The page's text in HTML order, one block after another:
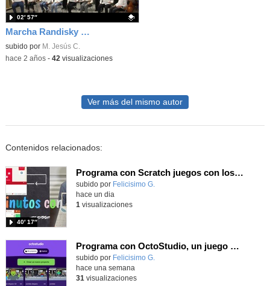
Marcha Randisky percusión Navidad
Contenido educativo.
subido por M. Jesús C.
02′ 57″
-hace 2 años- 42 visualizaciones
Ver más del mismo autor
Contenidos relacionados:
Programa con Scratch juegos con los partidos del mundial 2026 ganados por España
Contenido educativo.
subido por Felicisimo G.
40′ 17″
hace un dia
1 visualizaciones
Programa con OctoStudio, un juego de disparos contra Zombies con un cargador basado en el House of the dead
Contenido educativo.
subido por Felicisimo G.
hace una semana
31 visualizaciones